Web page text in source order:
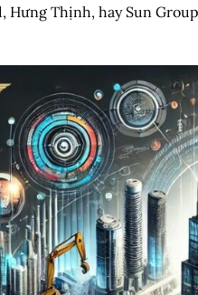
Hưng Thịnh, hay Sun